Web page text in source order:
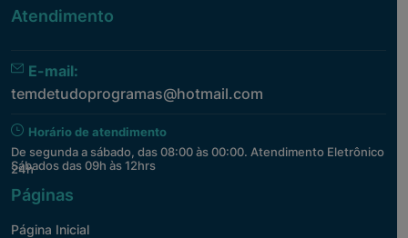
Atendimento
E-mail:
temdetudoprogramas@hotmail.com
Horário de atendimento
De segunda a sábado, das 08:00 às 00:00. Atendimento Eletrônico
24h
Sábados das 09h às 12hrs
Páginas
Página Inicial